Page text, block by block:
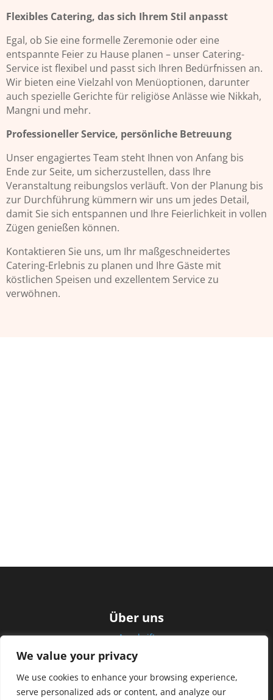
We value your privacy
We use cookies to enhance your browsing experience,
serve personalized ads or content, and analyze our
Flexibles Catering, das sich Ihrem Stil anpasst
Egal, ob Sie eine formelle Zeremonie oder eine
entspannte Feier zu Hause planen – unser Catering-
Service ist flexibel und passt sich Ihren Bedürfnissen an.
Wir bieten eine Vielzahl von Menüoptionen, darunter
auch spezielle Gerichte für religiöse Anlässe wie Nikkah,
Mangni und mehr.
Professioneller Service, persönliche Betreuung
Unser engagiertes Team steht Ihnen von Anfang bis
Ende zur Seite, um sicherzustellen, dass Ihre
Veranstaltung reibungslos verläuft. Von der Planung bis
zur Durchführung kümmern wir uns um jedes Detail,
damit Sie sich entspannen und Ihre Feierlichkeit in vollen
Zügen genießen können.
Kontaktieren Sie uns, um Ihr maßgeschneidertes
Catering-Erlebnis zu planen und Ihre Gäste mit
köstlichen Speisen und exzellentem Service zu
verwöhnen.
Über uns
Anschrift
FAQ
Infos